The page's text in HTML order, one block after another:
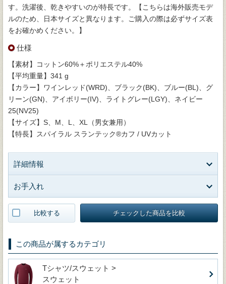
す。洗濯後、乾きやすいのが特長です。【こちらは海外販売モデ
ルのため、日本サイズと異なります。ご購入の際は必ずサイズ表
をお確かめください。】
仕様
【素材】コットン60%＋ポリエステル40%
【平均重量】341 g
【カラー】ワインレッド(WRD)、ブラック(BK)、ブルー(BL)、グ
リーン(GN)、アイボリー(IV)、ライトグレー(LGY)、ネイビー
25(NV25)
【サイズ】S、M、L、XL（男女兼用）
【特長】スパイラル スランテック®カフ / UVカット
詳細情報
お手入れ
比較する チェックした商品を比較
この商品が属するカテゴリ
Tシャツ/スウェット >
スウェット